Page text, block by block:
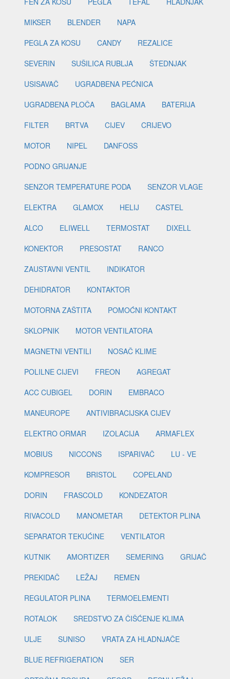
MIKSER
BLENDER
NAPA
PEGLA ZA KOSU
CANDY
REZALICE
SEVERIN
SUŠILICA RUBLJA
ŠTEDNJAK
USISAVAČ
UGRADBENA PEĆNICA
UGRADBENA PLOČA
BAGLAMA
BATERIJA
FILTER
BRTVA CIJEV
CRIJEVO
MOTOR
NIPEL
DANFOSS
PODNO GRIJANJE
SENZOR TEMPERATURE PODA
SENZOR VLAGE
ELEKTRA
GLAMOX HELIJ
CASTEL
ALCO
ELIWELL TERMOSTAT
DIXELL
KONEKTOR
PRESOSTAT
RANCO
ZAUSTAVNI VENTIL
INDIKATOR
DEHIDRATOR
KONTAKTOR
MOTORNA ZAŠTITA
POMOĆNI KONTAKT
SKLOPNIK
MOTOR VENTILATORA
MAGNETNI VENTILI
NOSAČ KLIME
POLILNE CIJEVI
FREON
AGREGAT
ACC CUBIGEL
DORIN
EMBRACO
MANEUROPE
ANTIVIBRACIJSKA CIJEV
ELEKTRO ORMAR
IZOLACIJA
ARMAFLEX
MOBIUS
NICCONS ISPARIVAČ
LU - VE
KOMPRESOR
BRISTOL
COPELAND
DORIN
FRASCOLD
KONDEZATOR
RIVACOLD
MANOMETAR
DETEKTOR PLINA
SEPARATOR TEKUĆINE
VENTILATOR
KUTNIK
AMORTIZER SEMERING
GRIJAČ
PREKIDAČ
LEŽAJ
REMEN
REGULATOR PLINA
TERMOELEMENTI
ROTALOK
SREDSTVO ZA ČIŠĆENJE KLIMA
ULJE
SUNISO
VRATA ZA HLADNJAČE
BLUE REFRIGERATION
SER